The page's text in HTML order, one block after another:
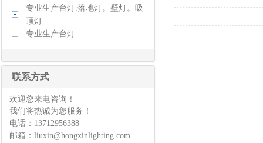
专业生产台灯.落地灯。壁灯。吸
顶灯
专业生产台灯.
联系方式
欢迎您来电咨询！
我们将热诚为您服务！
电话： 13712956388
邮箱： liuxin@hongxinlighting.com